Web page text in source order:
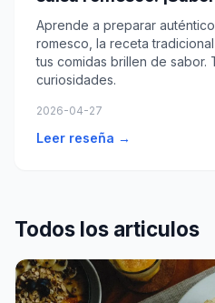
Aprende a preparar
romesco, la receta
tus comidas brillen de sabor.
curiosidades.
2026-04-27
Leer reseña →
Todos los articulos